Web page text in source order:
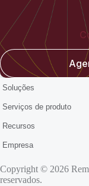
Soluções
Serviços de produto
Recursos
Empresa
Copyright © 2026
reservados.